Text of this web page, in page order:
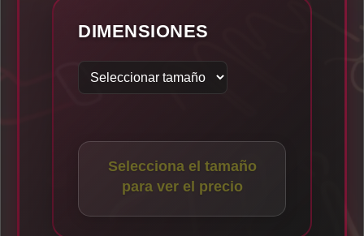
DIMENSIONES
Selecciona el tamaño
para ver el precio